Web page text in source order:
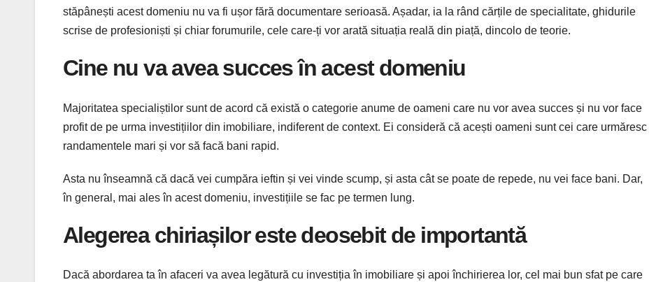
stăpânești acest domeniu nu va fi ușor fără documentare serioasă. Așadar, ia la rând cărțile de specialitate, ghidurile
scrise de profesioniști și chiar forumurile, cele care-ți vor arată situația reală din piață, dincolo de teorie.
Cine nu va avea succes în acest domeniu
Majoritatea specialiștilor sunt de acord că există o categorie anume de oameni care nu vor avea succes și nu vor face
profit de pe urma investițiilor din imobiliare, indiferent de context. Ei consideră că acești oameni sunt cei care urmăresc
randamentele mari și vor să facă bani rapid.
Asta nu înseamnă că dacă vei cumpăra ieftin și vei vinde scump, și asta cât se poate de repede, nu vei face bani. Dar,
în general, mai ales în acest domeniu, investițiile se fac pe termen lung.
Alegerea chiriașilor este deosebit de importantă
Dacă abordarea ta în afaceri va avea legătură cu investiția în imobiliare și apoi închirierea lor, cel mai bun sfat pe care